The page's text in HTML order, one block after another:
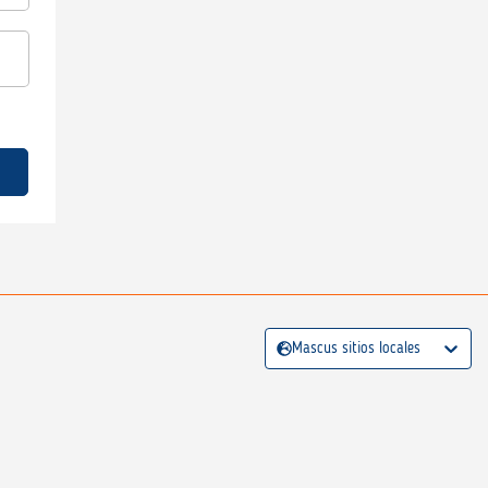
Mascus sitios locales